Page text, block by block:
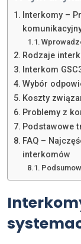
Interkomy –
Rodzaje
Interkom
Wybór
Koszty
Problemy z
Podstawowe
FAQ –
interkomów